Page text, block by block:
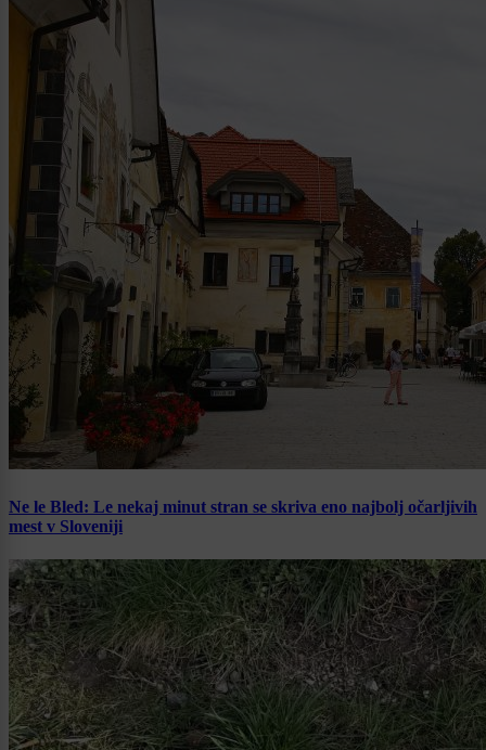
Ne le Bled: Le nekaj minut stran se skriva eno najbolj očarljivih
mest v Sloveniji